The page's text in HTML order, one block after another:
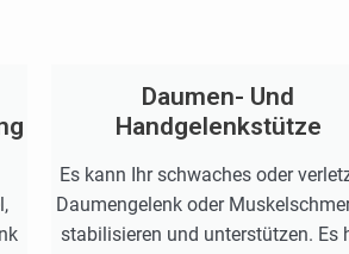
Daumen- Und
Handgelenkstütze
Es kann Ihr schwaches oder
Daumengelenk oder
stabilisieren und unterstützen. Es